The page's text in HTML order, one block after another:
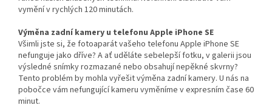
vymění v rychlých 120 minutách.
Výměna zadní kamery u telefonu Apple iPhone SE
Všimli jste si, že fotoaparát vašeho telefonu Apple iPhone SE
nefunguje jako dříve? A ať uděláte sebelepší fotku, v galerii jsou
výsledné snímky rozmazané nebo obsahují nepěkné skvrny?
Tento problém by mohla vyřešit výměna zadní kamery. U nás na
pobočce vám nefungující kameru vyměníme v expresním čase 60
minut.